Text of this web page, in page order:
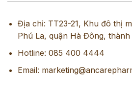
Địa chỉ: TT23-21, Khu đô thị
Phú La, quận Hà Đông,
Hotline: 085 400 4444
Email: